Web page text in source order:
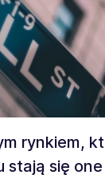
rynkiem,
stają się